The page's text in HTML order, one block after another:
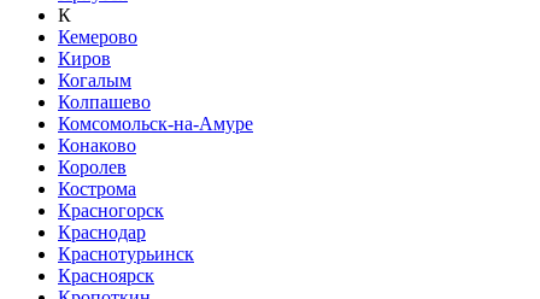
К
Кемерово
Киров
Когалым
Колпашево
Комсомольск-на-Амуре
Конаково
Королев
Кострома
Красногорск
Краснодар
Краснотурьинск
Красноярск